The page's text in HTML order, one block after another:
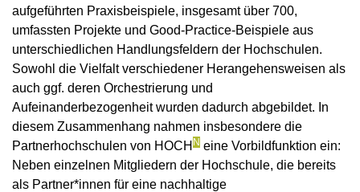
aufgeführten Praxisbeispiele, insgesamt über 700,
umfassten Projekte und Good-Practice-Beispiele aus
unterschiedlichen Handlungsfeldern der Hochschulen.
Sowohl die Vielfalt verschiedener Herangehensweisen als
auch ggf. deren Orchestrierung und
Aufeinanderbezogenheit wurden dadurch abgebildet. In
diesem Zusammenhang nahmen insbesondere die
Partnerhochschulen von HOCH N eine Vorbildfunktion ein:
Neben einzelnen Mitgliedern der Hochschule, die bereits
als Partner*innen für eine nachhaltige